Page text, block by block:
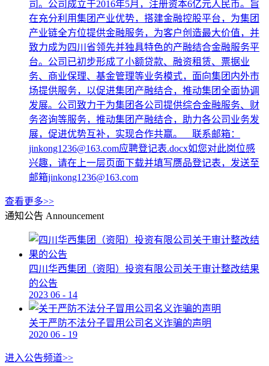
司。公司成立于2016年5月，注册资本6亿元人民币。旨
在充分利用集团产业优势，搭建金融控股平台，为集团
产业链全方位提供金融服务，为客户创造最大价值，并
致力成为四川省领先并独具特色的产融结合金融服务平
台。公司已初步形成了小额贷款、融资租赁、票据业
务、商业保理、基金管理等业务模式，面向集团内外市
场提供服务，以促进集团产融结合，推动集团全面协调
发展。公司致力于为集团各公司提供综合金融服务、财
务咨询等服务，推动集团产融结合，助力各公司业务发
展，促进优势互补，实现合作共赢。 联系邮箱：
jinkong1236@163.com应聘登记表.docx如您对此岗位感
兴趣，请在上一层页面下载并填写赝品登记表，发送至
邮箱jinkong1236@163.com
查看更多>>
通知公告 Announcement
四川华西集团（资阳）投资有限公司关于审计整改结果
的公告
2023 06 - 14
关于严防不法分子冒用公司名义诈骗的声明
2020 06 - 19
进入公告频道>>